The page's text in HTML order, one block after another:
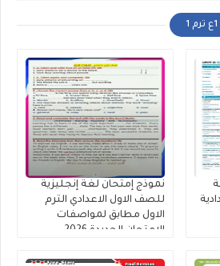
نموذج إمتحان لغة إنجليزية
للصف الاول الاعدادي الترم
الاول مطابق لمواصفات
الامتحان الجديدة 2026